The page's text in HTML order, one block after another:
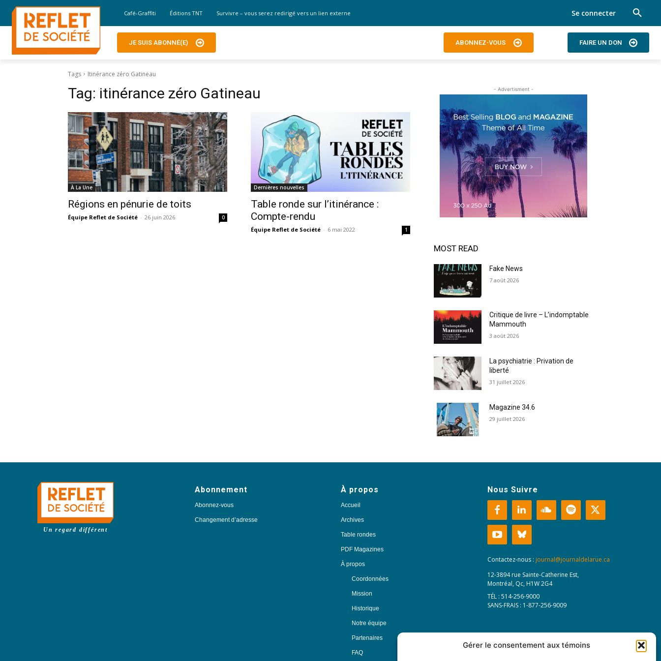
Gérer le consentement aux témoins
Café-Graffiti Éditions TNT Survivre – vous serez redirigé vers un lien externe Se connecter
JE SUIS ABONNÉ(E) ABONNEZ-VOUS FAIRE UN DON
Tags Itinérance zéro Gatineau
Tag: itinérance zéro Gatineau
À La Une
Régions en pénurie de toits
Équipe Reflet de Société - 26 juin 2026 0
Dernières nouvelles
Table ronde sur l’itinérance :
Compte-rendu
Équipe Reflet de Société - 6 mai 2022 1
- Advertisment -
MOST READ
Fake News
7 août 2026
Critique de livre – L’indomptable
Mammouth
3 août 2026
La psychiatrie : Privation de
liberté
31 juillet 2026
Magazine 34.6
29 juillet 2026
Un regard différent
Abonnement
Abonnez-vous
Changement d’adresse
À propos
Accueil
Archives
Table rondes
PDF Magazines
À propos
Coordonnées
Mission
Historique
Notre équipe
Partenaires
FAQ
Nous Suivre
Contactez-nous : journal@journaldelarue.ca
12-3894 rue Sainte-Catherine Est,
Montréal, Qc, H1W 2G4
TÉL : 514-256-9000
SANS-FRAIS : 1-877-256-9009